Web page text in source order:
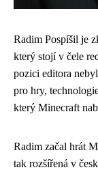
Radim Pospíšil je
který stojí v čele
pozici editora
pro hry,
který Minecraft
Radim začal hrát
tak rozšířená v